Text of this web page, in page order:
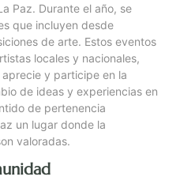
Paz. Durante el año, se
que incluyen desde
de arte. Estos eventos
locales y nacionales,
y participe en la
de ideas y experiencias en
de pertenencia
un lugar donde la
valoradas.